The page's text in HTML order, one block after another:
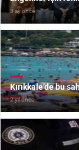
3 ay önce
Kırıkkale’de bu
2 yıl önce